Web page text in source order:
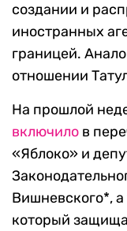
создании и
иностранных
границей.
отношении
На прошлой
включило в
«Яблоко» и
Вишневского*,
который